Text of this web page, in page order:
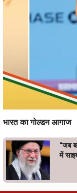
भारत का गोल्डन आगाज
“जब
में